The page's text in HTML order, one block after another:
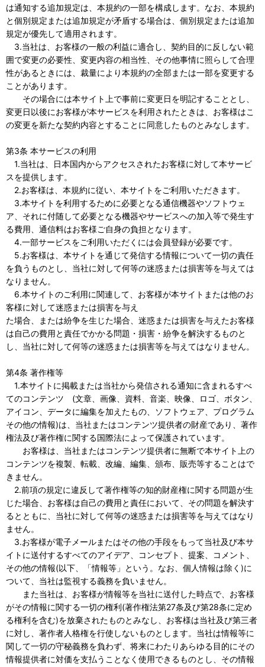
は通知する追加規定は、本規約の一部を構成します。なお、本規約
と個別規定または追加規定が矛盾する場合は、個別規定または追加
規定が優先して適用されます。
3.当社は、お客様の一般の利益に適合し、契約目的に反しない範
囲で変更の必要性、変更内容の相当性、その他事情に照らして合理
性があるときには、裁量により本規約の全部または一部を変更する
ことがあります。
その場合には本サイト上で事前に変更日を明記することとし、
変更日以後にお客様が本サービスを利用されたときは、お客様はこ
の変更を新たな契約内容とすることに同意したものとみなします。
第3条 本サービスの利用
1.当社は、日本国内からアクセスされたお客様に対して本サービ
スを提供します。
2.お客様は、本規約に従い、本サイトをご利用いただきます。
3.本サイトを利用するために必要となる通信機器やソフトウェ
ア、それに付随して必要となる機器やサービスへの加入等で発生す
る費用、通信料はお客様ご自身の負担となります。
4.一部サービスをご利用いただくには会員登録が必要です。
5.お客様は、本サイトを通じて発信する情報について一切の責任
を負うものとし、当社に対して何等の迷惑または損害等を与えては
なりません。
6.本サイトのご利用に関連して、お客様が本サイトまたは他のお
客様に対して迷惑または損害を与え
た場合、または紛争を生じた場合、迷惑または損害を与えたお客様
は自己の費用と責任でかかる問題・損害・紛争を解決するものと
し、当社に対して何等の迷惑または損害等を与えてはなりません。
第4条 著作権等
1.本サイトに掲載または当社から発信される通知に含まれるすべ
てのコンテンツ (文章、画像、資料、音楽、映像、ロゴ、ボタン、
アイコン、データに編集を加えたもの、ソフトウェア、プログラム
その他の情報)は、当社またはコンテンツ提供者の財産であり、著作
権法及び著作権に関する国際法によって保護されています。
お客様は、当社またはコンテンツ提供者に無断で本サイト上の
コンテンツを複製、転載、改編、編集、頒布、販売等することはで
きません。
2.前項の規定に違反して著作権等の知的財産権に関する問題が生
じた場合、お客様は自己の費用と責任において、その問題を解決す
るとともに、当社に対して何等の迷惑または損害等を与えてはなり
ません。
3.お客様が電子メールまたはその他の手段をもって当社及び本サ
イトに送付するすべてのアイデア、コンセプト、提案、コメント、
その他の情報(以下、「情報等」という。なお、個人情報は除く)に
ついて、当社は監視する義務を負いません。
また当社は、お客様が情報等を当社に送付した時点で、お客様
がその情報に関する一切の権利(著作権法第27条及び第28条に定め
る権利を含む)を放棄されたものとみなし、お客様は当社及び第三者
に対し、著作者人格権を行使しないものとします。当社は情報等に
関して一切の守秘義務を負わず、将来にわたりあらゆる目的にその
情報提供者に対価を支払うことなく使用できるものとし、その情報